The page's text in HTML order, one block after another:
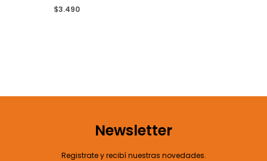
$3.490
Newsletter
Registrate y recibí nuestras novedades.